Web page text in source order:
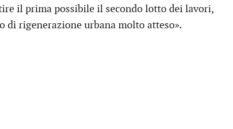
il prima possibile il secondo lotto dei lavori,
di rigenerazione urbana molto atteso».